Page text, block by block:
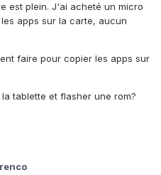
est plein. J'ai acheté un micro
apps sur la carte, aucun
faire pour copier les apps sur
tablette et flasher une rom?